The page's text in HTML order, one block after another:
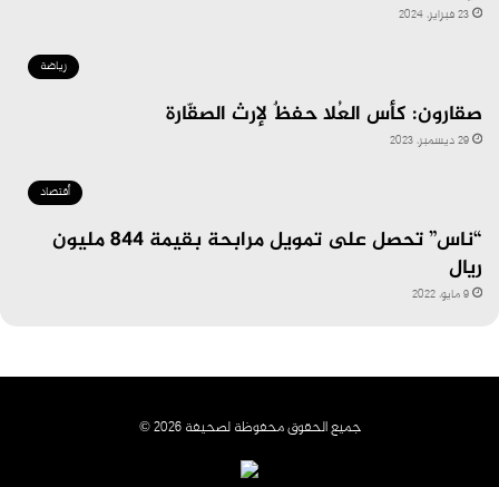
23 فبراير، 2024
رياضة
صقارون: كأس العُلا حفظٌ لإرث الصقّارة
29 ديسمبر، 2023
أقتصاد
“ناس” تحصل على تمويل مرابحة بقيمة 844 مليون
ريال
9 مايو، 2022
جميع الحقوق محفوظة لصحيفة 2026 ©